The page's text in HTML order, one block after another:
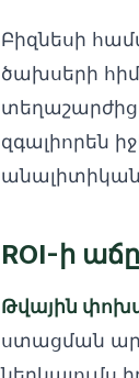
Բիզնեսի
ծախսերի
տեղաշարժից
զգալիորեն
անալիտիկան
ROI-ի
Թվային
ստացման